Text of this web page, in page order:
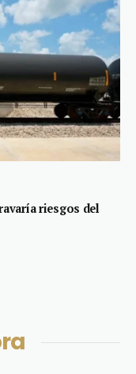
riesgos del